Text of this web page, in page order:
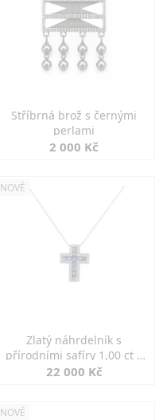
Stříbrná brož s černými
perlami
2 000 Kč
NOVÉ
Zlatý náhrdelník s
přírodními safíry 1,00 ct a
diamanty
22 000 Kč
NOVÉ